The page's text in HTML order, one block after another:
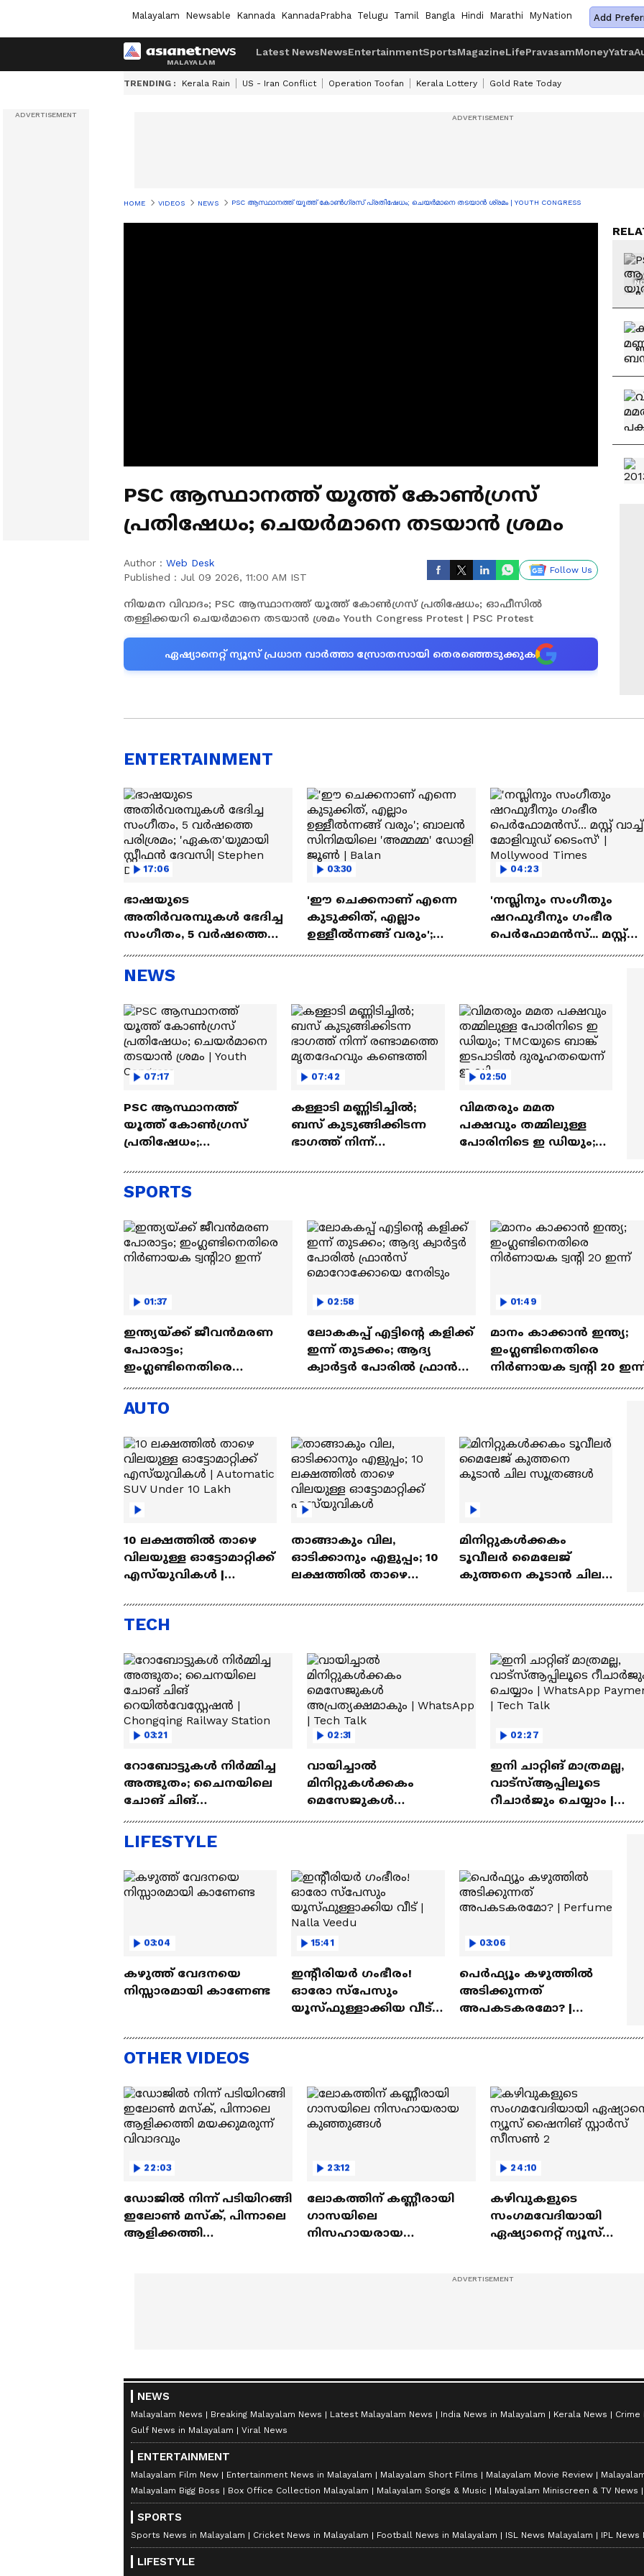
Malayalam Newsable Kannada KannadaPrabha Telugu Tamil Bangla Hindi Marathi MyNation Add
Latest NewsNewsEntertainmentSportsMagazineLifePravasamMoneyYatra
TRENDING : Kerala Rain US - Iran Conflict Operation Toofan Kerala Lottery Gold Rate Today
HOME VIDEOS NEWS PSC ആസ്ഥാനത്ത് യൂത്ത് കോൺഗ്രസ് പ്രതിഷേധം; ചെയർമാനെ തടയാൻ ശ്രമം | YOUTH CONGRESS
PSC ആസ്ഥാനത്ത് യൂത്ത് കോൺഗ്രസ്
പ്രതിഷേധം; ചെയർമാനെ തടയാൻ ശ്രമം
Author : Web Desk
Published : Jul 09 2026, 11:00 AM IST
Follow Us
നിയമന വിവാദം; PSC ആസ്ഥാനത്ത് യൂത്ത് കോൺഗ്രസ് പ്രതിഷേധം; ഓഫീസിൽ
തള്ളിക്കയറി ചെയർമാനെ തടയാൻ ശ്രമം Youth Congress Protest | PSC Protest
ഏഷ്യാനെറ്റ് ന്യൂസ് പ്രധാന വാർത്താ സ്രോതസായി തെരഞ്ഞെടുക്കുക
ENTERTAINMENT
17:06
ഭാഷയുടെ
അതിർവരമ്പുകൾ ഭേദിച്ച
സംഗീതം, 5 വർഷത്തെ
പരിശ്രമം; 'ഏകത'യുമായി
സ്റ്റീഫൻ ദേവസി| Stephen
03:30
'ഈ ചെക്കനാണ് എന്നെ
കുടുക്കിത്, എല്ലാം
ഉള്ളീൽന്നങ്ങ് വരും';
ബാലൻ സിനിമയിലെ
04:23
'നസ്ലിനും സംഗീതും
ഷറഫുദീനും ഗംഭീര
പെർഫോമൻസ്... മസ്റ്റ്
വാച്ച് മോളിവുഡ്
NEWS
07:17
PSC ആസ്ഥാനത്ത്
യൂത്ത് കോൺഗ്രസ്
പ്രതിഷേധം;
ശ്രമം | Youth Congress
07:42
കള്ളാടി മണ്ണിടിച്ചിൽ;
ബസ് കുടുങ്ങിക്കിടന്ന
ഭാഗത്ത് നിന്ന്
മൃതദേഹവും
02:50
വിമതരും മമത
പക്ഷവും തമ്മിലുള്ള
പോരിനിടെ ഇ ഡിയും;
ഇടപാടിൽ
SPORTS
01:37
ഇന്ത്യയ്ക്ക് ജീവൻമരണ
പോരാട്ടം;
ഇംഗ്ലണ്ടിനെതിരെ
നിർണായക ട്വന്റി20 ഇന്ന്
02:58
ലോകകപ്പ് എട്ടിന്റെ കളിക്ക്
ഇന്ന് തുടക്കം; ആദ്യ
ക്വാര്‍ട്ടര്‍ പോരിൽ ഫ്രാൻസ്
മൊറോക്കോയെ നേരിടും
01:49
മാനം കാക്കാൻ ഇന്ത്യ;
ഇംഗ്ലണ്ടിനെതിരെ
നിർണായക ട്വന്റി 20
AUTO
10 ലക്ഷത്തിൽ താഴെ
വിലയുള്ള ഓട്ടോമാറ്റിക്ക്
എസ്‍യുവികൾ |
Lakh
താങ്ങാകും വില,
ഓടിക്കാനും എളുപ്പം; 10
ലക്ഷത്തിൽ താഴെ
എസ്‍യുവികൾ
മിനിറ്റുകൾക്കകം
ടൂവീലർ മൈലേജ്
കുത്തനെ കൂടാൻ ചില
TECH
03:21
റോബോട്ടുകൾ നിർമ്മിച്ച
അത്ഭുതം; ചൈനയിലെ
ചോങ് ചിങ്
Chongqing Railway Station
02:31
വായിച്ചാൽ
മിനിറ്റുകൾക്കകം
മെസേജുകള്‍
02:27
ഇനി ചാറ്റിങ് മാത്രമല്ല,
വാട്‌സ്‌ആപ്പിലൂടെ
റീചാർജും ചെയ്യാം |
LIFESTYLE
03:04
കഴുത്ത് വേദനയെ
നിസ്സാരമായി കാണേണ്ട
15:41
ഇന്റീരിയർ ഗംഭീരം!
ഓരോ സ്‌പേസും
യൂസ്ഫുള്ളാക്കിയ വീട് |
03:06
പെർഫ്യൂം കഴുത്തിൽ
അടിക്കുന്നത്
അപകടകരമോ? |
OTHER VIDEOS
22:03
ഡോജിൽ നിന്ന് പടിയിറങ്ങി
ഇലോൺ മസ്ക്, പിന്നാലെ
ആളിക്കത്തി
23:12
ലോകത്തിന് കണ്ണീരായി
ഗാസയിലെ
നിസഹായരായ
24:10
കഴിവുകളുടെ
സംഗമവേദിയായി
ഏഷ്യാനെറ്റ് ന്യൂസ്
NEWS
Malayalam News Breaking Malayalam News Latest Malayalam News India News in Malayalam Kerala News Crime
Gulf News in Malayalam
Viral News
ENTERTAINMENT
Malayalam Film New Entertainment News in Malayalam Malayalam Short Films Malayalam Movie Review
Malayalam Bigg Boss
Box Office Collection Malayalam Malayalam Songs & Music Malayalam Miniscreen & TV News
SPORTS
Sports News in Malayalam Cricket News in Malayalam Football News in Malayalam ISL News Malayalam IPL News
LIFESTYLE